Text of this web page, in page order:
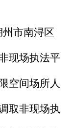
市南浔区
现场执法平
空间场所人
取非现场执